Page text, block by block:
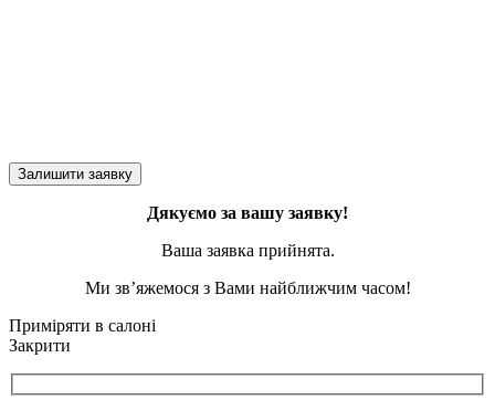
Дякуємо за вашу заявку!
Ваша заявка прийнята.
Ми зв’яжемося з Вами найближчим часом!
Приміряти в салоні
Закрити